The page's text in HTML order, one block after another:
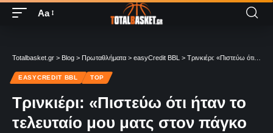
Aa
Totalbasket.gr > Blog > Πρωταθλήματα > easyCredit BBL > Τρινκιέρι: «Πιστεύω ότι ήταν το τελευταίο μου ματς στον πάγκο της Μπάγερν…»
EASYCREDIT BBL TOP
Τρινκιέρι: «Πιστεύω ότι ήταν το
τελευταίο μου ματς στον πάγκο